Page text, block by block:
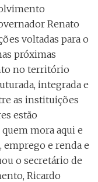
Renato
voltadas para o
próximas
no território
integrada e
as instituições
estão
mora aqui e
emprego e renda e
o secretário de
Ricardo